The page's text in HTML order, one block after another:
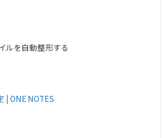
ルを自動整形する
| ONE NOTES